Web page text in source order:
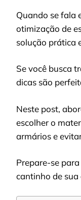
Quando se fala
otimização de
solução prática
Se você busca
dicas são
Neste post,
escolher o
armários e
Prepare-se
cantinho de sua